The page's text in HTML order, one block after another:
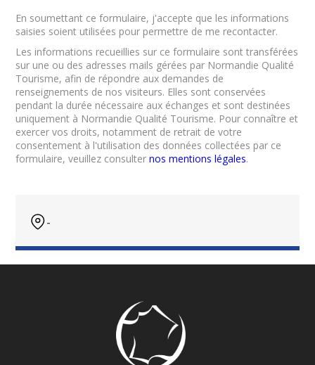
En soumettant ce formulaire, j'accepte que les informations
saisies soient utilisées pour permettre de me recontacter.
Les informations recueillies sur ce formulaire sont transférées
sur une ou des adresses mails gérées par Normandie Qualité
Tourisme, afin de répondre aux demandes de
renseignements de nos visiteurs. Elles sont conservées
pendant la durée nécessaire aux échanges et sont destinées
uniquement à Normandie Qualité Tourisme. Pour connaître et
exercer vos droits, notamment de retrait de votre
consentement à l'utilisation des données collectées par ce
formulaire, veuillez consulternos mentions légales.
-